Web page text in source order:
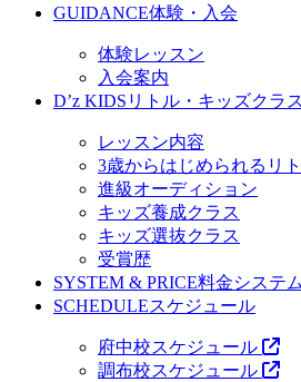
GUIDANCE体験・入会
体験レッスン
入会案内
D’z KIDS リトル・キッズクラ
レッスン内容
3歳からはじめられるリ
進級オーディション
キッズ養成クラス
キッズ選抜クラス
受賞歴
SYSTEM & PRICE料金システム
SCHEDULEスケジュール
府中校スケジュール
調布校スケジュール